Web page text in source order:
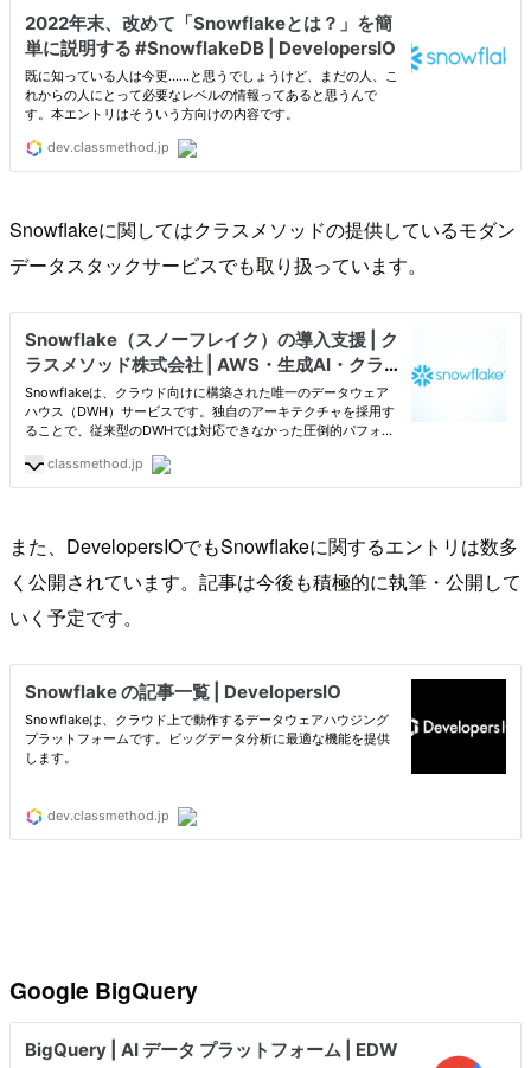
Snowflakeに関してはクラスメソッドの提供しているモダン
データスタックサービスでも取り扱っています。
また、DevelopersIOでもSnowflakeに関するエントリは数多
く公開されています。記事は今後も積極的に執筆・公開して
いく予定です。
Google BigQuery